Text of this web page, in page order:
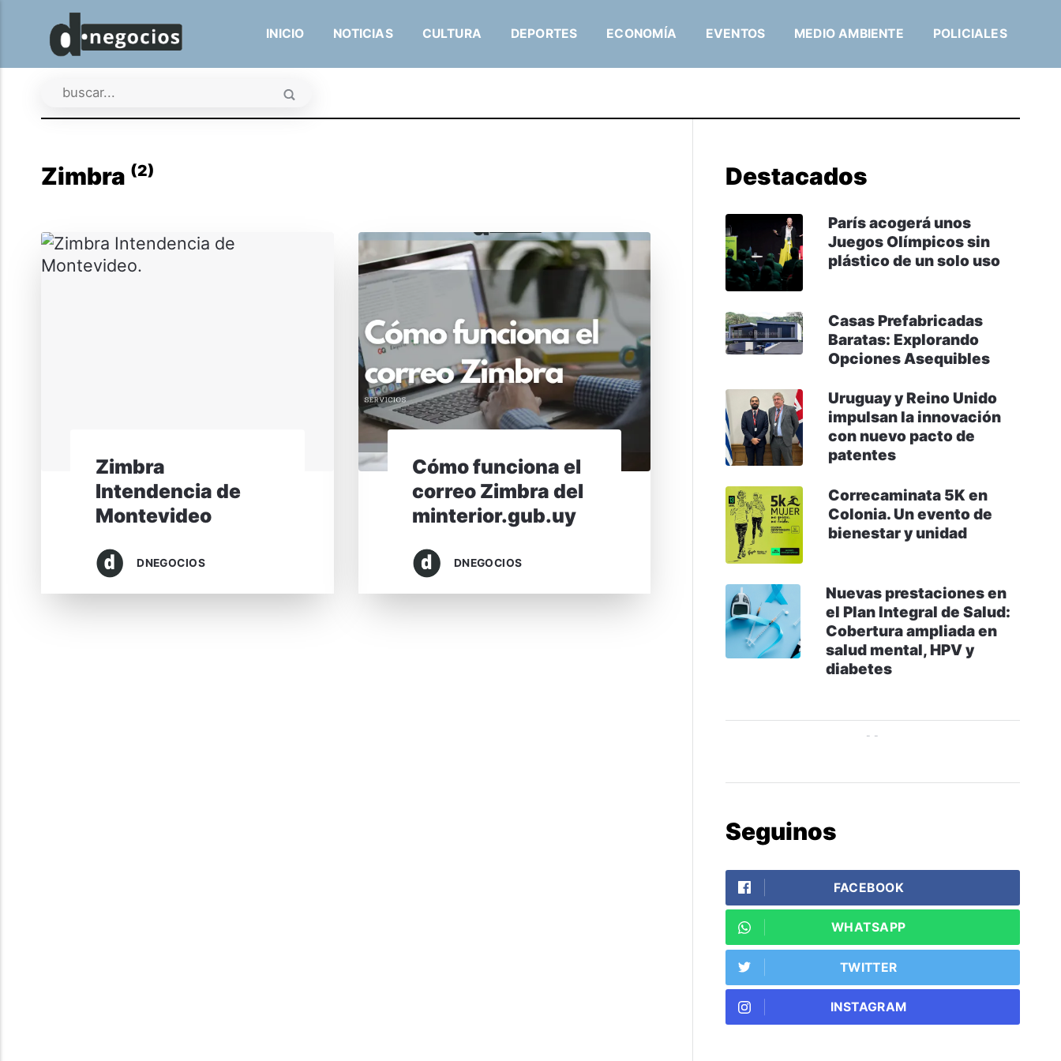
INICIO NOTICIAS CULTURA DEPORTES ECONOMÍA EVENTOS MEDIO AMBIENTE POLICIALES
Zimbra (2)
Zimbra
Intendencia de
Montevideo
DNEGOCIOS
Cómo funciona el
correo Zimbra del
minterior.gub.uy
DNEGOCIOS
Destacados
París acogerá unos
Juegos Olímpicos sin
plástico de un solo uso
Casas Prefabricadas
Baratas: Explorando
Opciones Asequibles
Uruguay y Reino Unido
impulsan la innovación
con nuevo pacto de
patentes
Correcaminata 5K en
Colonia. Un evento de
bienestar y unidad
Nuevas prestaciones en
el Plan Integral de Salud:
Cobertura ampliada en
salud mental, HPV y
diabetes
Seguinos
FACEBOOK
WHATSAPP
TWITTER
INSTAGRAM